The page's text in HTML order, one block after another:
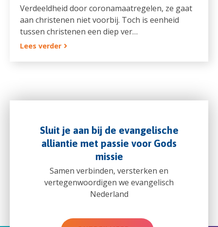
Verdeeldheid door coronamaatregelen, ze gaat
aan christenen niet voorbij. Toch is eenheid
tussen christenen een diep ver…
Lees verder
Sluit je aan bij de evangelische
alliantie met passie voor Gods
missie
Samen verbinden, versterken en
vertegenwoordigen we evangelisch
Nederland